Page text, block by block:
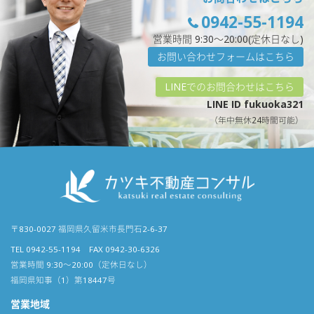
0942-55-1194
営業時間 9:30〜20:00(定休日なし)
お問い合わせフォームはこちら
LINEでのお問合わせはこちら
LINE ID fukuoka321
（年中無休24時間可能）
〒830-0027 福岡県久留米市長門石2-6-37
TEL 0942-55-1194 FAX 0942-30-6326
営業時間 9:30〜20:00（定休日なし）
福岡県知事（1）第18447号
営業地域